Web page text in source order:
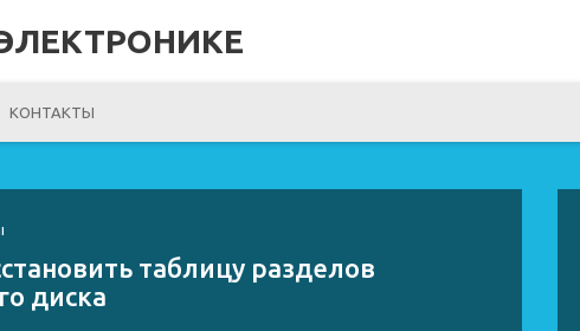
КОНТАКТЫ
таблицу разделов
диска